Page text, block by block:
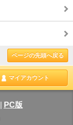
ページの先頭へ戻る
マイアカウント
PC版